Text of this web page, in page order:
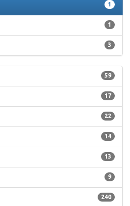
1
1
3
59
17
22
14
13
9
240